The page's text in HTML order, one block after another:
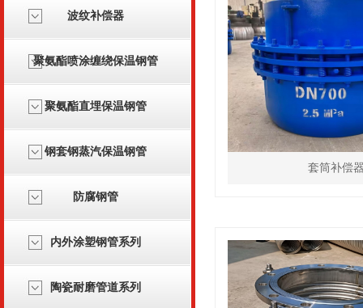
波纹补偿器
聚氨酯喷涂缠绕保温钢管
聚氨酯直埋保温钢管
钢套钢蒸汽保温钢管
防腐钢管
内外涂塑钢管系列
陶瓷耐磨管道系列
套筒补偿